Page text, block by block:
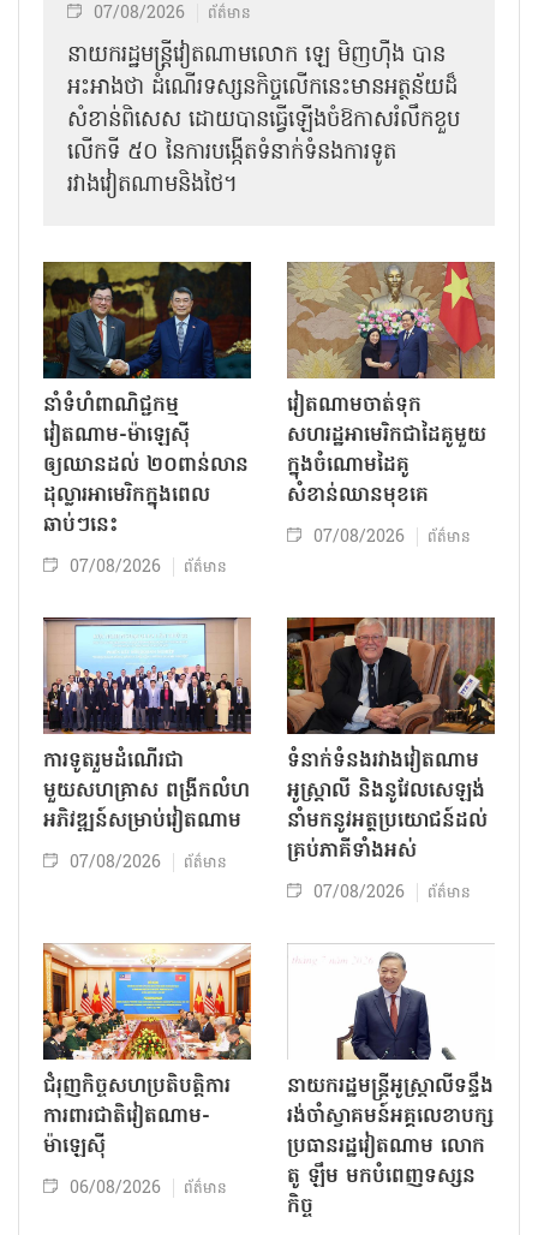
07/08/2026 ព័ត៌មាន
នាយករដ្ឋមន្ត្រីវៀតណាមលោក ឡេ មិញហ៊ឹង បាន
អះអាងថា ដំណើរទស្សនកិច្ចលើកនេះមានអត្ថន័យដ៏
សំខាន់ពិសេស ដោយបានធ្វើឡើងចំឱកាសរំលឹកខួប
លើកទី ៥០ នៃការបង្កើតទំនាក់ទំនងការទូត
រវាងវៀតណាមនិងថៃ។
នាំទំហំពាណិជ្ជកម្ម
វៀតណាម-ម៉ាឡេស៊ី
ឲ្យឈានដល់ ២០ពាន់លាន
ដុល្លារអាមេរិកក្នុងពេល
ឆាប់ៗនេះ
07/08/2026 ព័ត៌មាន
វៀតណាមចាត់ទុក
សហរដ្ឋអាមេរិកជាដៃគូមួយ
ក្នុងចំណោមដៃគូ
សំខាន់ឈានមុខគេ
07/08/2026 ព័ត៌មាន
ការទូតរួមដំណើរជា
មួយសហគ្រាស ពង្រីកលំហ
អភិវឌ្ឍន៍សម្រាប់វៀតណាម
07/08/2026 ព័ត៌មាន
ទំនាក់ទំនងរវាងវៀតណាម
អូស្ត្រាលី និងនូវែលសេឡង់
នាំមកនូវអត្ថប្រយោជន៍ដល់
គ្រប់ភាគីទាំងអស់
07/08/2026 ព័ត៌មាន
ជំរុញកិច្ចសហប្រតិបត្តិការ
ការពារជាតិវៀតណាម-
ម៉ាឡេស៊ី
06/08/2026 ព័ត៌មាន
នាយករដ្ឋមន្ត្រីអូស្ត្រាលីទន្ទឹង
រង់ចាំស្វាគមន៍អគ្គលេខាបក្ស
ប្រធានរដ្ឋវៀតណាម លោក
តូ ឡឹម មកបំពេញទស្សន
កិច្ច